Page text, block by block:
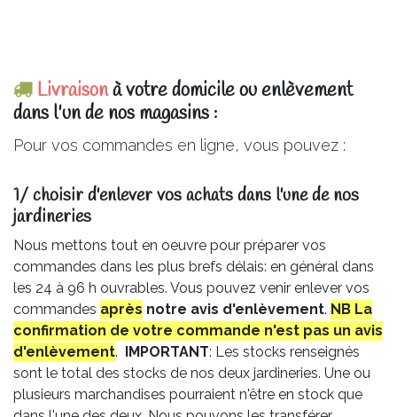
Livraisonà votre domicile ou enlèvement
dans l'un de nos magasins :
Pour vos commandes en ligne, vous pouvez :
1/ choisir d'enlever vos achats dans l'une de nos
jardineries​
Nous mettons tout en oeuvre pour préparer vos
commandes dans les plus brefs délais: en général dans
les 24 à 96 h ouvrables. Vous pouvez venir enlever vos
commandes après notre avis d'enlèvement. NB La
confirmation de votre commande n'est pas un avis
d'enlèvement. IMPORTANT: Les stocks renseignés
sont le total des stocks de nos deux jardineries. Une ou
plusieurs marchandises pourraient n'être en stock que